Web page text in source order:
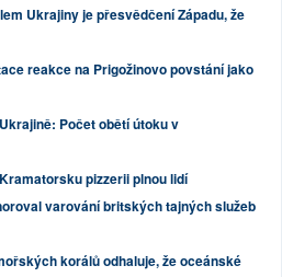
Ukrajiny je přesvědčení Západu, že
reakce na Prigožinovo povstání jako
Počet obětí útoku v
pizzerii plnou lidí
varování britských tajných služeb
korálů odhaluje, že oceánské